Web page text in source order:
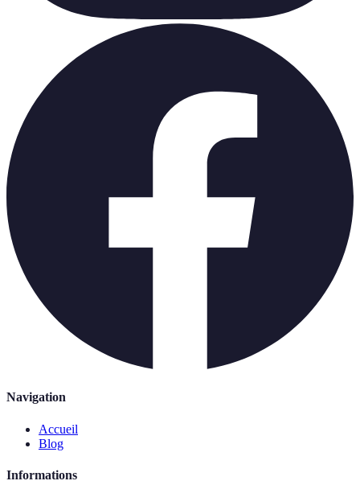
Navigation
Accueil
Blog
Informations